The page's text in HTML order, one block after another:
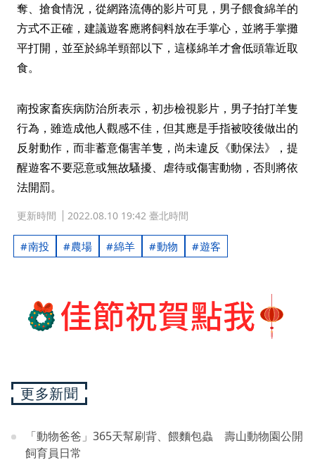
奪、搶食情況，從網路流傳的影片可見，男子餵食綿羊的
方式不正確，建議遊客應將飼料放在手掌心，並將手掌攤
平打開，並至於綿羊頸部以下，這樣綿羊才會低頭靠近取
食。
南投家畜疾病防治所表示，初步檢視影片，男子拍打羊隻
行為，雖造成他人觀感不佳，但其應是手指被咬後做出的
反射動作，而非蓄意傷害羊隻，尚未違反《動保法》，提
醒遊客不要惡意或無故騷擾、虐待或傷害動物，否則將依
法開罰。
更新時間 2022.08.10 19:42 臺北時間
南投 農場 綿羊 動物 遊客
更多新聞
「動物爸爸」365天幫刷背、餵麵包蟲 壽山動物園公開
飼育員日常